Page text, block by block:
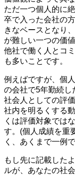
ただ一つ個人的に
卒で入った会社の
きなベースとなり
が難しい一つの価
他社で働く人とコ
も多いことです。
例えばですが、個
の会社で5年勤続し
社会人としての評
社内を明るくする
くは評価対象では
す。(個人成績を重
く、あくまで一例
もし先に記載した
ルが、あなたの社